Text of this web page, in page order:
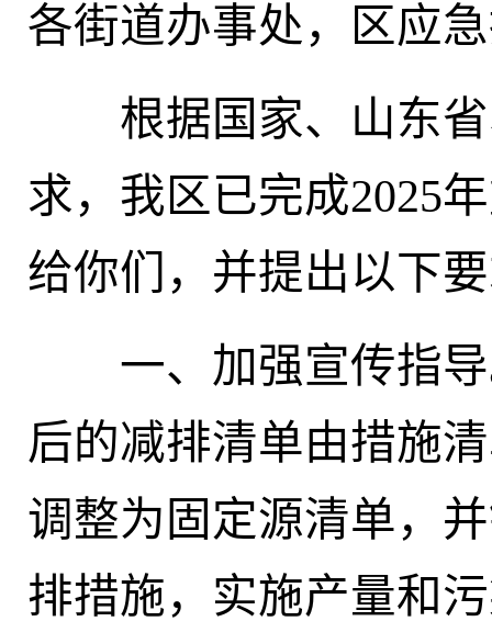
各街道办事处 ，
区应
根据 国家、山东
求，我区已完成2025年
给你们，并提出以下
一、加强宣传指导
后的减排清单由措施
调整为固定源清单，
排措施，实施产量和